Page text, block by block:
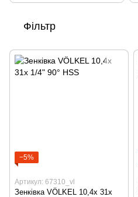
Фільтр
−5%
Артикул: 67310_vl
Зенківка VÖLKEL 10,4x 31x